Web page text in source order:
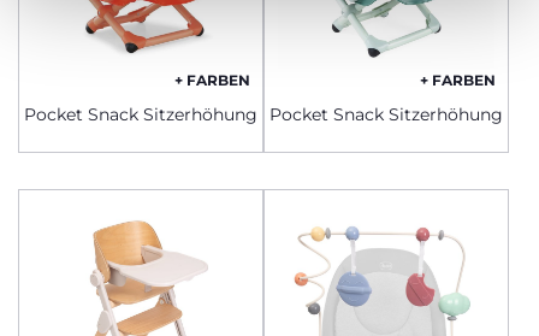
+ FARBEN
Pocket Snack Sitzerhöhung
+ FARBEN
Pocket Snack Sitzerhöhung